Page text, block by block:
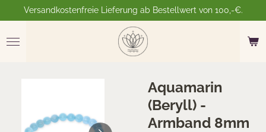
Hauptinhalt
springen
Versandkostenfreie Lieferung ab Bestellwert von 100,-€.
Aquamarin
(Beryll) -
Armband 8mm